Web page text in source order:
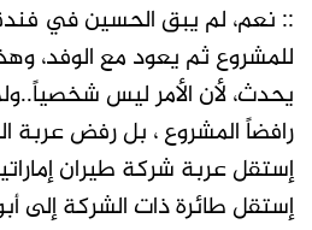
:: نعم، لم يبق الحسين في
للمشروع ثم يعود مع الوفد،
يحدث، لأن الأمر ليس
رافضاً المشروع ، بل رفض عربة
إستقل عربة شركة طيران
إستقل طائرة ذات الشركة إلى